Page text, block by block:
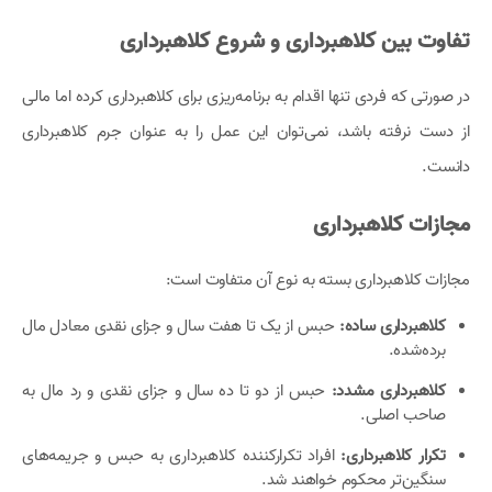
تفاوت بین کلاهبرداری و شروع کلاهبرداری
در صورتی که فردی تنها اقدام به برنامه‌ریزی برای کلاهبرداری کرده اما مالی
از دست نرفته باشد، نمی‌توان این عمل را به عنوان جرم کلاهبرداری
دانست.
مجازات کلاهبرداری
مجازات کلاهبرداری بسته به نوع آن متفاوت است:
کلاهبرداری ساده: حبس از یک تا هفت سال و جزای نقدی معادل مال
برده‌شده.
کلاهبرداری مشدد: حبس از دو تا ده سال و جزای نقدی و رد مال به
صاحب اصلی.
تکرار کلاهبرداری: افراد تکرارکننده کلاهبرداری به حبس و جریمه‌های
سنگین‌تر محکوم خواهند شد.